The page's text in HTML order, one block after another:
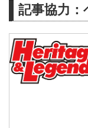
記事協力